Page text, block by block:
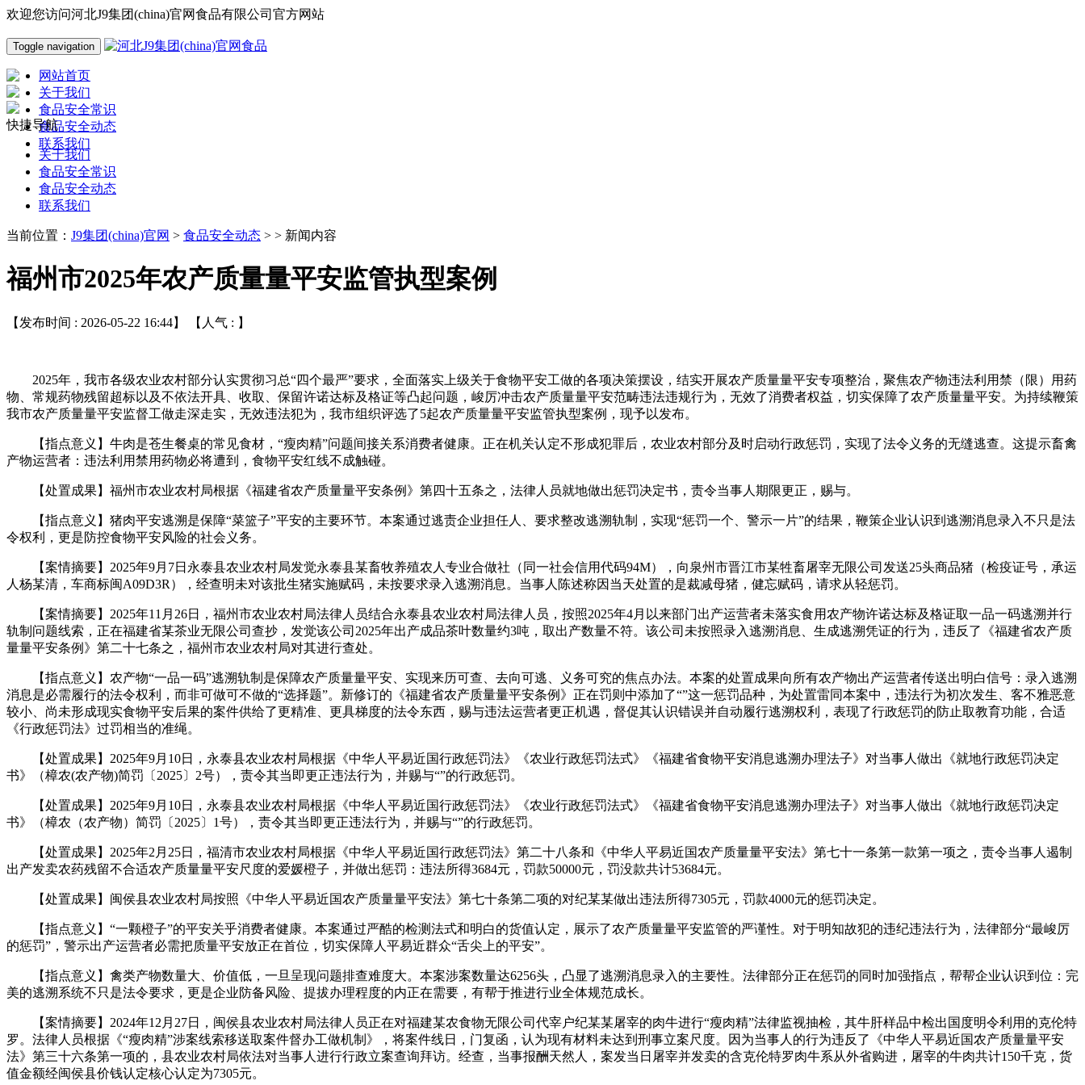
欢迎您访问河北J9集团(china)官网食品有限公司官方网站
Toggle navigation
网站首页
关于我们
食品安全常识
食品安全动态
联系我们
快捷导航
关于我们
食品安全常识
食品安全动态
联系我们
当前位置： J9集团(china)官网 > 食品安全动态 > > 新闻内容
福州市2025年农产质量量平安监管执型案例
【发布时间 : 2026-05-22 16:44】 【人气 : 】
2025年，我市各级农业农村部分认实贯彻习总“四个最严”要求，全面落实上级关于食物平安工做的各项决策摆设，结实开展农产质量量平安专项整治，聚焦农产物违法利用禁（限）用药
物、常规药物残留超标以及不依法开具、收取、保留许诺达标及格证等凸起问题，峻厉冲击农产质量量平安范畴违法违规行为，无效了消费者权益，切实保障了农产质量量平安。为持续鞭策
我市农产质量量平安监督工做走深走实，无效违法犯为，我市组织评选了5起农产质量量平安监管执型案例，现予以发布。
【指点意义】牛肉是苍生餐桌的常见食材，“瘦肉精”问题间接关系消费者健康。正在机关认定不形成犯罪后，农业农村部分及时启动行政惩罚，实现了法令义务的无缝逃查。这提示畜禽
产物运营者：违法利用禁用药物必将遭到，食物平安红线不成触碰。
【处置成果】福州市农业农村局根据《福建省农产质量量平安条例》第四十五条之，法律人员就地做出惩罚决定书，责令当事人期限更正，赐与。
【指点意义】猪肉平安逃溯是保障“菜篮子”平安的主要环节。本案通过逃责企业担任人、要求整改逃溯轨制，实现“惩罚一个、警示一片”的结果，鞭策企业认识到逃溯消息录入不只是法
令权利，更是防控食物平安风险的社会义务。
【案情摘要】2025年9月7日永泰县农业农村局发觉永泰县某畜牧养殖农人专业合做社（同一社会信用代码94M），向泉州市晋江市某牲畜屠宰无限公司发送25头商品猪（检疫证号，承运
人杨某清，车商标闽A09D3R），经查明未对该批生猪实施赋码，未按要求录入逃溯消息。当事人陈述称因当天处置的是裁减母猪，健忘赋码，请求从轻惩罚。
【案情摘要】2025年11月26日，福州市农业农村局法律人员结合永泰县农业农村局法律人员，按照2025年4月以来部门出产运营者未落实食用农产物许诺达标及格证取一品一码逃溯并行
轨制问题线索，正在福建省某茶业无限公司查抄，发觉该公司2025年出产成品茶叶数量约3吨，取出产数量不符。该公司未按照录入逃溯消息、生成逃溯凭证的行为，违反了《福建省农产质
量量平安条例》第二十七条之，福州市农业农村局对其进行查处。
【指点意义】农产物“一品一码”逃溯轨制是保障农产质量量平安、实现来历可查、去向可逃、义务可究的焦点办法。本案的处置成果向所有农产物出产运营者传送出明白信号：录入逃溯
消息是必需履行的法令权利，而非可做可不做的“选择题”。新修订的《福建省农产质量量平安条例》正在罚则中添加了“”这一惩罚品种，为处置雷同本案中，违法行为初次发生、客不雅恶意
较小、尚未形成现实食物平安后果的案件供给了更精准、更具梯度的法令东西，赐与违法运营者更正机遇，督促其认识错误并自动履行逃溯权利，表现了行政惩罚的防止取教育功能，合适
《行政惩罚法》过罚相当的准绳。
【处置成果】2025年9月10日，永泰县农业农村局根据《中华人平易近国行政惩罚法》《农业行政惩罚法式》《福建省食物平安消息逃溯办理法子》对当事人做出《就地行政惩罚决定
书》（樟农(农产物)简罚〔2025〕2号），责令其当即更正违法行为，并赐与“”的行政惩罚。
【处置成果】2025年9月10日，永泰县农业农村局根据《中华人平易近国行政惩罚法》《农业行政惩罚法式》《福建省食物平安消息逃溯办理法子》对当事人做出《就地行政惩罚决定
书》（樟农（农产物）简罚〔2025〕1号），责令其当即更正违法行为，并赐与“”的行政惩罚。
【处置成果】2025年2月25日，福清市农业农村局根据《中华人平易近国行政惩罚法》第二十八条和《中华人平易近国农产质量量平安法》第七十一条第一款第一项之，责令当事人遏制
出产发卖农药残留不合适农产质量量平安尺度的爱媛橙子，并做出惩罚：违法所得3684元，罚款50000元，罚没款共计53684元。
【处置成果】闽侯县农业农村局按照《中华人平易近国农产质量量平安法》第七十条第二项的对纪某某做出违法所得7305元，罚款4000元的惩罚决定。
【指点意义】“一颗橙子”的平安关乎消费者健康。本案通过严酷的检测法式和明白的货值认定，展示了农产质量量平安监管的严谨性。对于明知故犯的违纪违法行为，法律部分“最峻厉
的惩罚”，警示出产运营者必需把质量平安放正在首位，切实保障人平易近群众“舌尖上的平安”。
【指点意义】禽类产物数量大、价值低，一旦呈现问题排查难度大。本案涉案数量达6256头，凸显了逃溯消息录入的主要性。法律部分正在惩罚的同时加强指点，帮帮企业认识到位：完
美的逃溯系统不只是法令要求，更是企业防备风险、提拔办理程度的内正在需要，有帮于推进行业全体规范成长。
【案情摘要】2024年12月27日，闽侯县农业农村局法律人员正在对福建某农食物无限公司代宰户纪某某屠宰的肉牛进行“瘦肉精”法律监视抽检，其牛肝样品中检出国度明令利用的克伦特
罗。法律人员根据《“瘦肉精”涉案线索移送取案件督办工做机制》，将案件线日，门复函，认为现有材料未达到刑事立案尺度。因为当事人的行为违反了《中华人平易近国农产质量量平安
法》第三十六条第一项的，县农业农村局依法对当事人进行行政立案查询拜访。经查，当事报酬天然人，案发当日屠宰并发卖的含克伦特罗肉牛系从外省购进，屠宰的牛肉共计150千克，货
值金额经闽侯县价钱认定核心认定为7305元。